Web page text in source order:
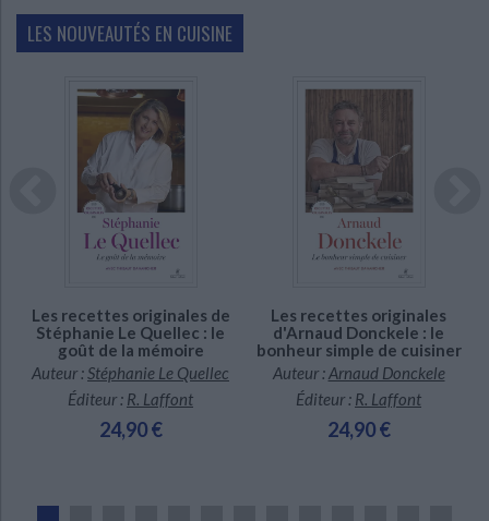
LES NOUVEAUTÉS EN CUISINE
En stock *
*stock limité
Les recettes originales de
Stéphanie Le Quellec : le
goût de la mémoire
Auteur :Stéphanie Le Quellec
Éditeur : R. Laffont
24,90 €
En stock *
*stock limité
Les recettes originales
d'Arnaud Donckele : le
bonheur simple de cuisiner
Auteur :Arnaud Donckele
Éditeur : R. Laffont
24,90 €